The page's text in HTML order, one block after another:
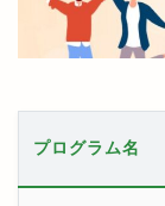
プログラム名